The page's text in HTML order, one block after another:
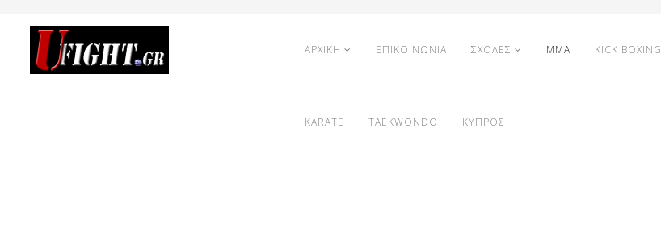
ΑΡΧΙΚΗ ΕΠΙΚΟΙΝΩΝΙΑ ΣΧΟΛΕΣ MMA KICK BOXING
KARATE TAEKWONDO ΚΥΠΡΟΣ